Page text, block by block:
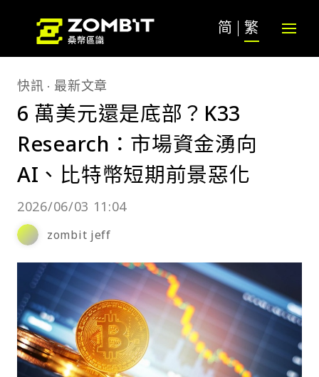
简 繁
快訊 最新文章
6 萬美元還是底部？K33
Research：市場資金湧向
AI、比特幣短期前景惡化
2026/06/03 11:04
zombit jeff